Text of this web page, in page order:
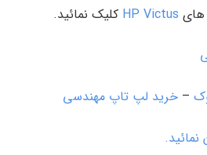
های HP Victus کلیک نمائید.
– خرید لپ تاپ مهندسی